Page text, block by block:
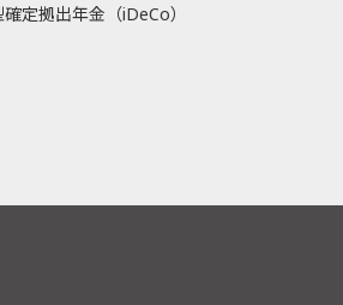
定拠出年金（iDeCo）